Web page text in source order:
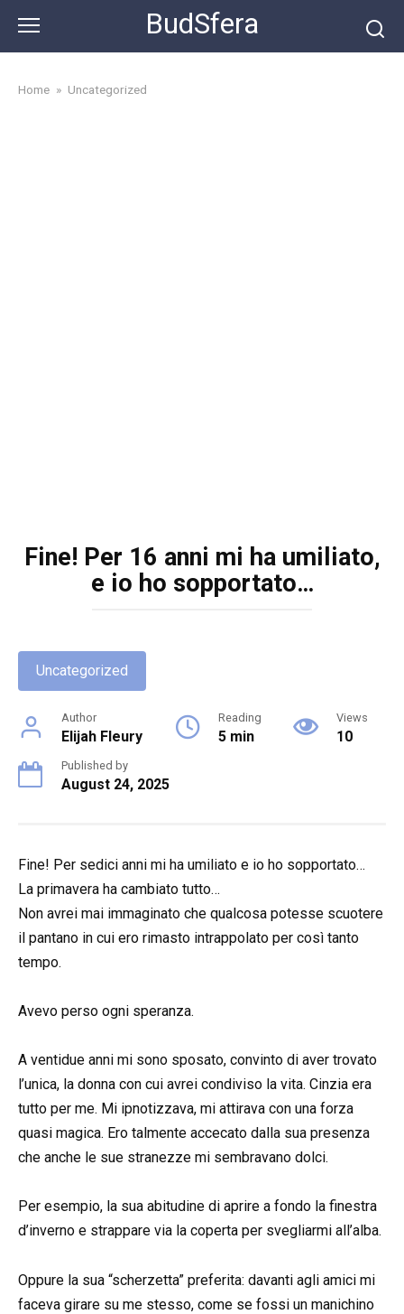
content
BudSfera
Home » Uncategorized
Fine! Per 16 anni mi ha umiliato,
e io ho sopportato…
Uncategorized
Author
Elijah Fleury
Reading
5 min
Views
10
Published by
August 24, 2025
Fine! Per sedici anni mi ha umiliato e io ho sopportato…
La primavera ha cambiato tutto…
Non avrei mai immaginato che qualcosa potesse scuotere
il pantano in cui ero rimasto intrappolato per così tanto
tempo.
Avevo perso ogni speranza.
A ventidue anni mi sono sposato, convinto di aver trovato
l’unica, la donna con cui avrei condiviso la vita. Cinzia era
tutto per me. Mi ipnotizzava, mi attirava con una forza
quasi magica. Ero talmente accecato dalla sua presenza
che anche le sue stranezze mi sembravano dolci.
Per esempio, la sua abitudine di aprire a fondo la finestra
d’inverno e strappare via la coperta per svegliarmi all’alba.
Oppure la sua “scherzetta” preferita: davanti agli amici mi
faceva girare su me stesso, come se fossi un manichino